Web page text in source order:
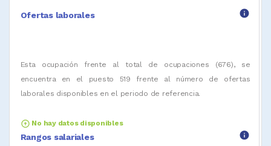
Ofertas laborales info
Esta ocupación frente al total de ocupaciones (676), se
encuentra en el puesto 519 frente al número de ofertas
laborales disponibles en el periodo de referencia.
arrow_circle_up No hay datos disponibles
Rangos salariales info